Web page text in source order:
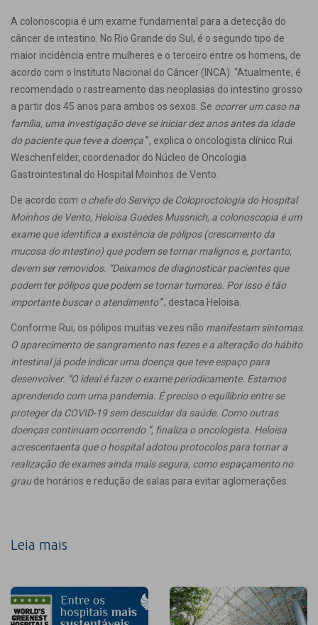
A colonoscopia é um exame fundamental para a detecção do
câncer de intestino. No Rio Grande do Sul, é o segundo tipo de
maior incidência entre mulheres e o terceiro entre os homens, de
acordo com o Instituto Nacional do Câncer (INCA). “Atualmente, é
recomendado o rastreamento das neoplasias do intestino grosso
a partir dos 45 anos para ambos os sexos. Se ocorrer um caso na
família, uma investigação deve se iniciar dez anos antes da idade
do paciente que teve a doença”, explica o oncologista clínico Rui
Weschenfelder, coordenador do Núcleo de Oncologia
Gastrointestinal do Hospital Moinhos de Vento.
De acordo com o chefe do Serviço de Coloproctologia do Hospital
Moinhos de Vento, Heloisa Guedes Mussnich, a colonoscopia é um
exame que identifica a existência de pólipos (crescimento da
mucosa do intestino) que podem se tornar malignos e, portanto,
devem ser removidos. “Deixamos de diagnosticar pacientes que
podem ter pólipos que podem se tornar tumores. Por isso é tão
importante buscar o atendimento”, destaca Heloisa.
Conforme Rui, os pólipos muitas vezes não manifestam sintomas.
O aparecimento de sangramento nas fezes e a alteração do hábito
intestinal já pode indicar uma doença que teve espaço para
desenvolver. “O ideal é fazer o exame periodicamente. Estamos
aprendendo com uma pandemia. É preciso o equilíbrio entre se
proteger da COVID-19 sem descuidar da saúde. Como outras
doenças continuam ocorrendo ”, finaliza o oncologista. Heloisa
acrescentaenta que o hospital adotou protocolos para tornar a
realização de exames ainda mais segura, como espaçamento no
graude horários e redução de salas para evitar aglomerações.
Leia mais